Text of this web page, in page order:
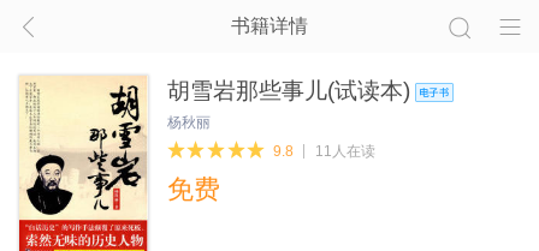
书籍详情
胡雪岩那些事儿(试读本)
杨秋丽
9.8
11人在读
免费